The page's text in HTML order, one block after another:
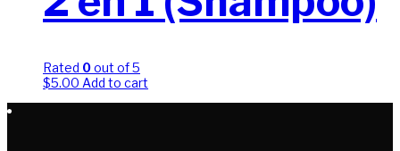
Rated 0out of 5
$5.00 Add to cart